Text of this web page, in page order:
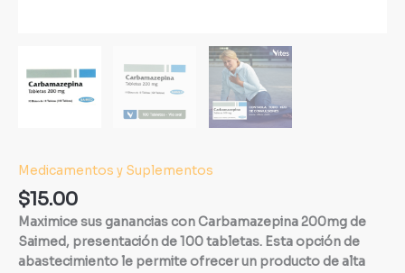
Medicamentos y Suplementos
$15.00
Maximice sus ganancias con Carbamazepina 200mg de
Saimed, presentación de 100 tabletas. Esta opción de
abastecimiento le permite ofrecer un producto de alta